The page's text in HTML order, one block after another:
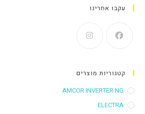
עקבו אחרינו
קטגוריות מוצרים
AMCOR INVERTER NG
ELECTRA